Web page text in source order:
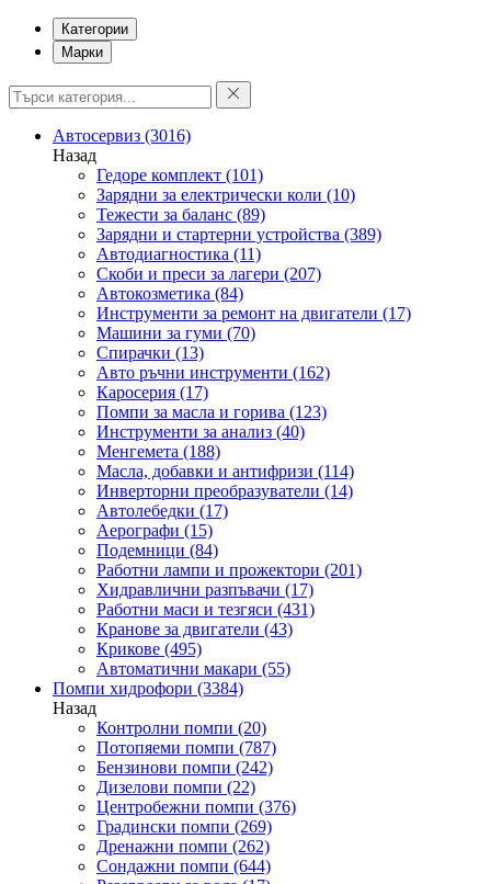
Категории
Марки
Автосервиз (3016)
Назад
Гедоре комплект (101)
Зарядни за електрически коли (10)
Тежести за баланс (89)
Зарядни и стартерни устройства (389)
Автодиагностика (11)
Скоби и преси за лагери (207)
Автокозметика (84)
Инструменти за ремонт на двигатели (17)
Машини за гуми (70)
Спирачки (13)
Авто ръчни инструменти (162)
Каросерия (17)
Помпи за масла и горива (123)
Инструменти за анализ (40)
Менгемета (188)
Масла, добавки и антифризи (114)
Инверторни преобразуватели (14)
Автолебедки (17)
Аерографи (15)
Подемници (84)
Работни лампи и прожектори (201)
Хидравлични разпъвачи (17)
Работни маси и тезгяси (431)
Кранове за двигатели (43)
Крикове (495)
Автоматични макари (55)
Помпи хидрофори (3384)
Назад
Контролни помпи (20)
Потопяеми помпи (787)
Бензинови помпи (242)
Дизелови помпи (22)
Центробежни помпи (376)
Градински помпи (269)
Дренажни помпи (262)
Сондажни помпи (644)